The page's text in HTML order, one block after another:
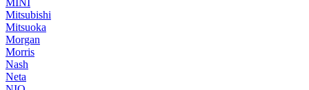
Mitsubishi
Mitsuoka
Morgan
Morris
Nash
Neta